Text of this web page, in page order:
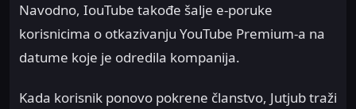
Navodno, IouTube takođe šalje e-poruke
korisnicima o otkazivanju YouTube Premium-a na
datume koje je odredila kompanija.
Kada korisnik ponovo pokrene članstvo, Jutjub traži